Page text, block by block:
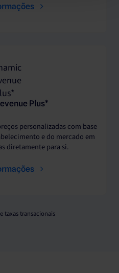
Plus*
personalizadas com base
e do mercado em
diretamente para si.
taxas transacionais